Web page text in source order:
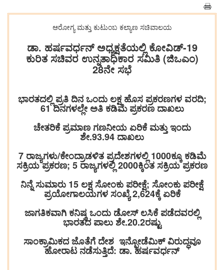
ಆರೋಗ್ಯ ಮತ್ತು ಕುಟುಂಬ ಕಲ್ಯಾಣ ಸಚಿವಾಲಯ
ಡಾ. ಹರ್ಷವರ್ಧನ್ ಅಧ್ಯಕ್ಷತೆಯಲ್ಲಿ ಕೋವಿಡ್-19
ಕುರಿತ ಸಚಿವರ ಉನ್ನತಾಧಿಕಾರ ಸಮಿತಿ (ಜಿಒಎಂ)
28ನೇ ಸಭೆ
ಭಾರತದಲ್ಲಿ ಪ್ರತಿ ದಿನ ಒಂದು ಲಕ್ಷ ಹೊಸ ಪ್ರಕರಣಗಳ ವರದಿ;
61 ದಿನಗಳಲ್ಲೇ ಅತಿ ಕಡಿಮೆ ಪ್ರಕರಣ ದಾಖಲು
ಚೇತರಿಕೆ ಪ್ರಮಾಣ ಗಣನೀಯ ಏರಿಕೆ ಮತ್ತು ಇಂದು
ಶೇ.93.94 ದಾಖಲು
7 ರಾಜ್ಯಗಳು/ಕೇಂದ್ರಾಡಳಿತ ಪ್ರದೇಶಗಳಲ್ಲಿ 1000ಕ್ಕೂ ಕಡಿಮೆ
ಸಕ್ರಿಯ ಪ್ರಕರಣ; 5 ರಾಜ್ಯಗಳಲ್ಲಿ 2000ಕ್ಕಿಂತ ಸಕ್ರಿಯ ಪ್ರಕರಣ
ನಿನ್ನೆ ಸುಮಾರು 15 ಲಕ್ಷ ಸೋಂಕು ಪರೀಕ್ಷೆ; ಸೋಂಕು ಪರೀಕ್ಷೆ
ಪ್ರಯೋಗಾಲಯಗಳ ಸಂಖ್ಯೆ 2,624ಕ್ಕೆ ಏರಿಕೆ
ಜಾಗತಿಕವಾಗಿ ಕನಿಷ್ಠ ಒಂದು ಡೋಸ್ ಲಸಿಕೆ ಪಡೆದವರಲ್ಲಿ
ಭಾರತದ ಪಾಲು ಶೇ.20.2ರಷ್ಟು
ಸಾಂಕ್ರಾಮಿಕದ ಜೊತೆಗೆ ದೇಶ ಇನ್ಫೋಡೆಮಿಕ್ ವಿರುದ್ಧವೂ
ಹೋರಾಟ ನಡೆಸುತ್ತಿದೆ: ಡಾ. ಹರ್ಷವರ್ಧನ್